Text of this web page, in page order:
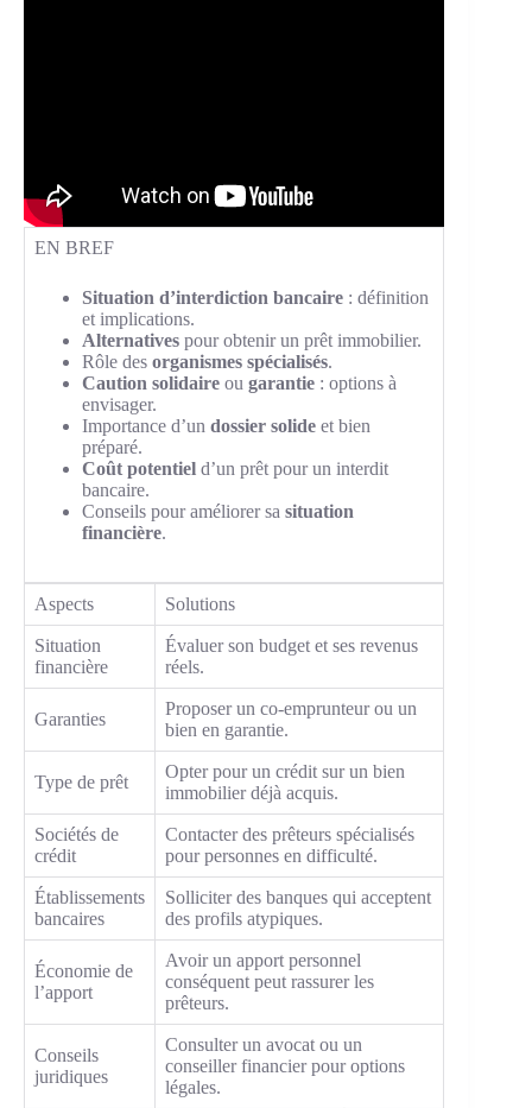
EN BREF
Situation d’interdiction bancaire : définition
et implications.
Alternatives pour obtenir un prêt immobilier.
Rôle des organismes spécialisés.
Caution solidaire ou garantie : options à
envisager.
Importance d’un dossier solide et bien
préparé.
Coût potentiel d’un prêt pour un interdit
bancaire.
Conseils pour améliorer sa situation
financière.
Aspects Solutions
Situation
financière
Évaluer son budget et ses revenus
réels.
Garanties
Proposer un co-emprunteur ou un
bien en garantie.
Type de prêt
Opter pour un crédit sur un bien
immobilier déjà acquis.
Sociétés de
crédit
Contacter des prêteurs spécialisés
pour personnes en difficulté.
Établissements
bancaires
Solliciter des banques qui acceptent
des profils atypiques.
Économie de
l’apport
Avoir un apport personnel
conséquent peut rassurer les
prêteurs.
Conseils
juridiques
Consulter un avocat ou un
conseiller financier pour options
légales.